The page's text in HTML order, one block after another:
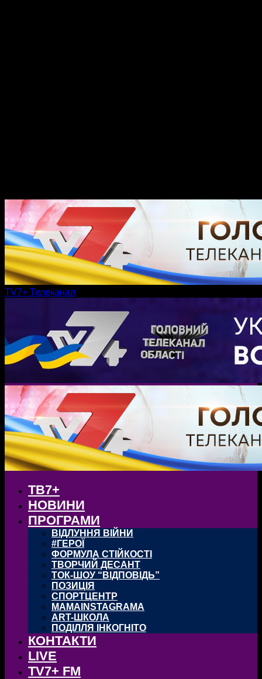
TV7+ Телеканал
ТВ7+
НОВИНИ
ПРОГРАМИ
ВІДЛУННЯ ВІЙНИ
#ГЕРОЇ
ФОРМУЛА СТІЙКОСТІ
ТВОРЧИЙ ДЕСАНТ
ТОК-ШОУ “ВІДПОВІДЬ”
ПОЗИЦІЯ
СПОРТЦЕНТР
MAMAINSTAGRAMA
ART-ШКОЛА
ПОДІЛЛЯ ІНКОГНІТО
КОНТАКТИ
LIVE
TV7+ FM